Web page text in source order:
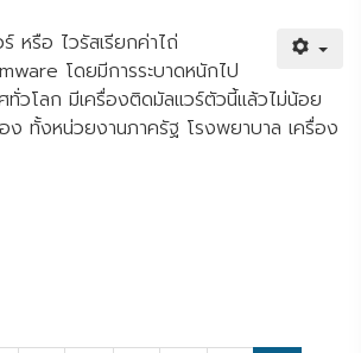
หรือ ไวรัสเรียกค่าไถ่
โดยมีการระบาดหนักไป
ทั่วโลก มีเครื่องติดมัลแวร์ตัวนี้แล้วไม่น้อย
ทั้งหน่วยงานภาครัฐ โรงพยาบาล เครื่อง